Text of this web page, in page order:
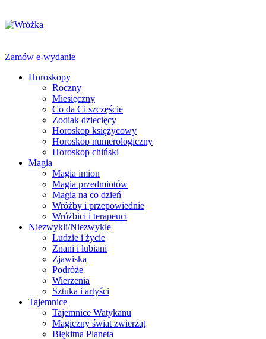
Zamów e-wydanie
Horoskopy
Roczny
Miesięczny
Co da Ci szczęście
Zodiak dziecięcy
Horoskop księżycowy
Horoskop numerologiczny
Horoskop chiński
Magia
Magia imion
Magia przedmiotów
Magia na co dzień
Wróżby i przepowiednie
Wróżbici i terapeuci
Niezwykli/Niezwykłe
Ludzie i życie
Znani i lubiani
Zjawiska
Podróże
Wierzenia
Sztuka i artyści
Tajemnice
Tajemnice Watykanu
Magiczny świat zwierząt
Błękitna Planeta